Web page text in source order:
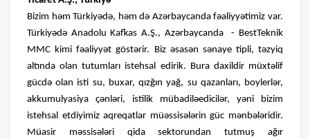
Bizim həm Türkiyədə, həm də Azərbaycanda fəaliyyətimiz var.
Türkiyədə Anadolu Kafkas A.Ş., Azərbaycanda - BestTeknik
MMC kimi fəaliyyət göstərir. Biz əsasən sənaye tipli, təzyiq
altında olan tutumları istehsal edirik. Bura daxildir müxtəlif
gücdə olan isti su, buxar, qızğın yağ, su qazanları, boylerlər,
akkumulyasiya çənləri, istilik mübadiləedicilər, yəni bizim
istehsal etdiyimiz aqreqatlar müəssisələrin güc mənbələridir.
Müasir məssisələri qida sektorundan tutmuş ağır